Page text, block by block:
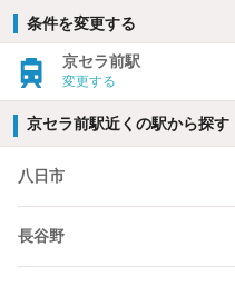
条件を変更する
京セラ前駅
変更する
京セラ前駅近くの駅から探す
八日市
長谷野